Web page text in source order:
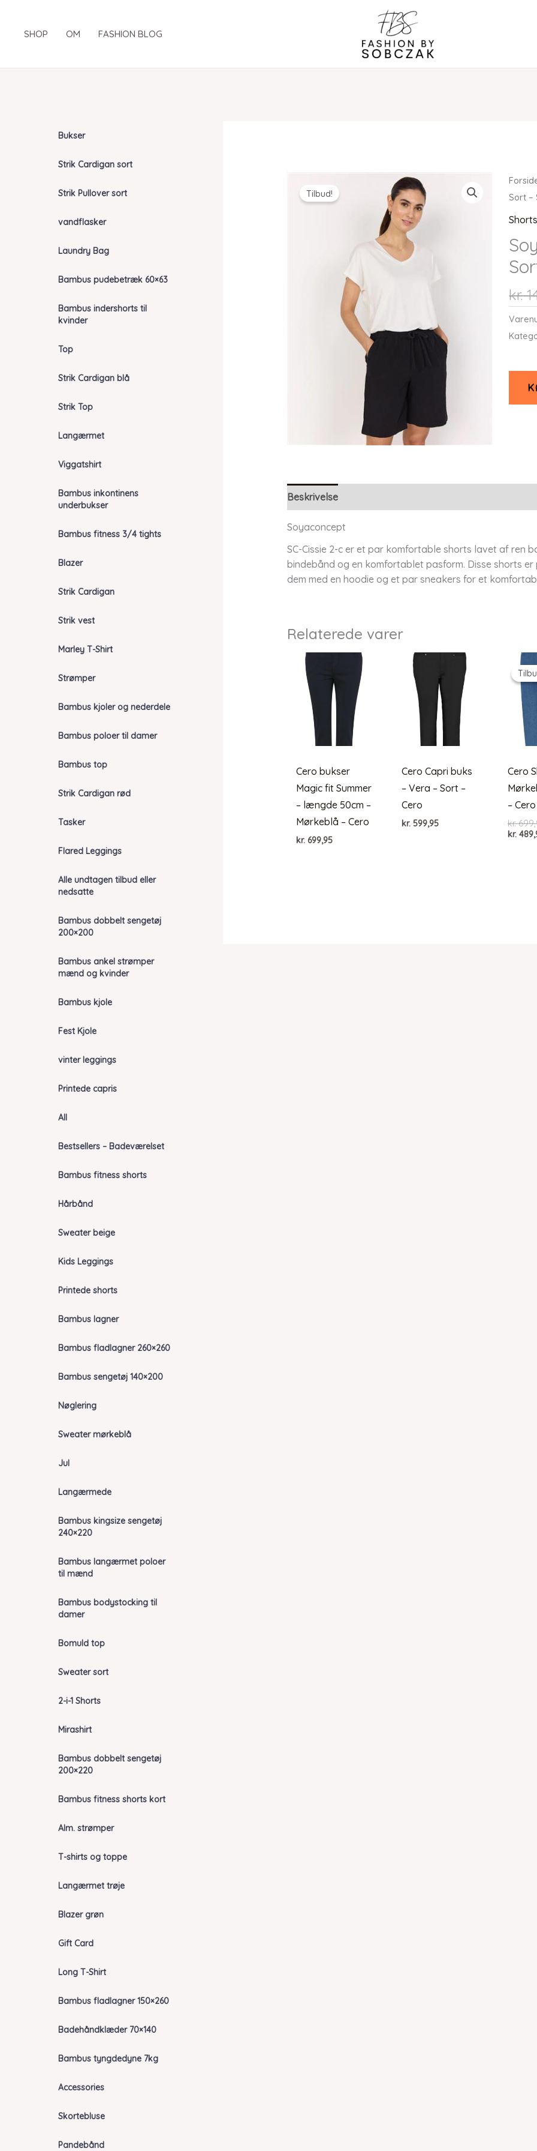
SHOP OM FASHION BLOG
Bukser
Strik Cardigan sort
Strik Pullover sort
vandflasker
Laundry Bag
Bambus pudebetræk 60×63
Bambus indershorts til
kvinder
Top
Strik Cardigan blå
Strik Top
Langærmet
Viggatshirt
Bambus inkontinens
underbukser
Bambus fitness 3/4 tights
Blazer
Strik Cardigan
Strik vest
Marley T-Shirt
Strømper
Bambus kjoler og nederdele
Bambus poloer til damer
Bambus top
Strik Cardigan rød
Tasker
Flared Leggings
Alle undtagen tilbud eller
nedsatte
Bambus dobbelt sengetøj
200×200
Bambus ankel strømper
mænd og kvinder
Bambus kjole
Fest Kjole
vinter leggings
Printede capris
All
Bestsellers – Badeværelset
Bambus fitness shorts
Hårbånd
Sweater beige
Kids Leggings
Printede shorts
Bambus lagner
Bambus fladlagner 260×260
Bambus sengetøj 140×200
Nøglering
Sweater mørkeblå
Jul
Langærmede
Bambus kingsize sengetøj
240×220
Bambus langærmet poloer
til mænd
Bambus bodystocking til
damer
Bomuld top
Sweater sort
2-i-1 Shorts
Mirashirt
Bambus dobbelt sengetøj
200×220
Bambus fitness shorts kort
Alm. strømper
T-shirts og toppe
Langærmet trøje
Blazer grøn
Gift Card
Long T-Shirt
Bambus fladlagner 150×260
Badehåndklæder 70×140
Bambus tyngdedyne 7kg
Accessories
Skortebluse
Pandebånd
Tilbud!
Sort –
Shorts
kr.
Beskrivelse
Soyaconcept
SC-Cissie 2-c er et par komfortable shorts lavet af ren
bindebånd og en komfortablet pasform. Disse shorts
dem med en hoodie og et par sneakers for et
Relaterede varer
Cero bukser
Magic fit Summer
– længde 50cm –
Mørkeblå – Cero
kr.699,95
Cero Capri buks
– Vera – Sort –
Cero
kr. 599,95
Cero
– Cero
kr.
kr.